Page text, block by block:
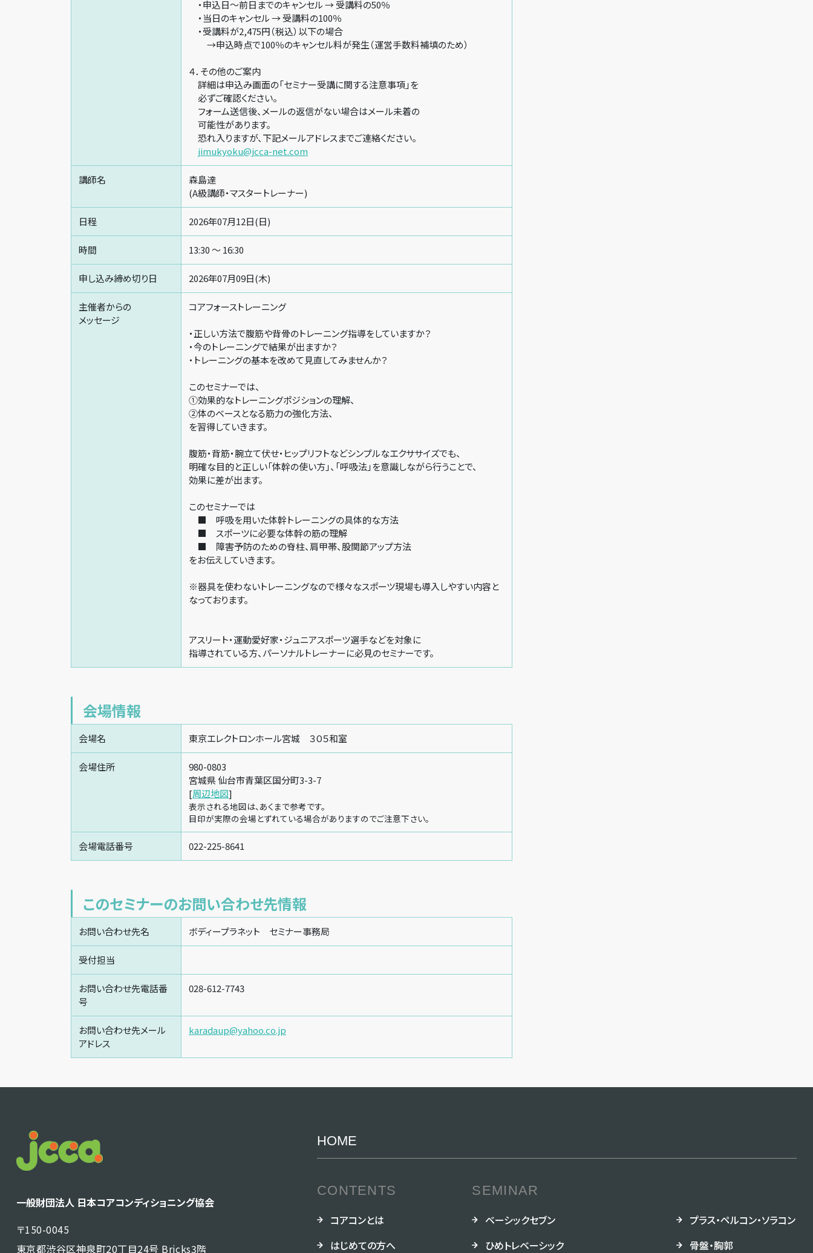
・申込日～前日までのキャンセル → 受講料の50％
・当日のキャンセル → 受講料の100％
・受講料が2,475円（税込）以下の場合
→申込時点で100％のキャンセル料が発生（運営手数料補填のため）
４．その他のご案内
詳細は申込み画面の「セミナー受講に関する注意事項」を
必ずご確認ください。
フォーム送信後、メールの返信がない場合はメール未着の
可能性があります。
恐れ入りますが、下記メールアドレスまでご連絡ください。
jimukyoku@jcca-net.com
講師名
森島達
(A級講師・マスタートレーナー)
日程 2026年07月12日(日)
時間 13:30 〜 16:30
申し込み締め切り日 2026年07月09日(木)
主催者からの
メッセージ
コアフォーストレーニング
・正しい方法で腹筋や背骨のトレーニング指導をしていますか？
・今のトレーニングで結果が出ますか？
・トレーニングの基本を改めて見直してみませんか？
このセミナーでは、
①効果的なトレーニングポジションの理解、
②体のベースとなる筋力の強化方法、
を習得していきます。
腹筋・背筋・腕立て伏せ・ヒップリフトなどシンプルなエクササイズでも、
明確な目的と正しい「体幹の使い方」、「呼吸法」を意識しながら行うことで、
効果に差が出ます。
このセミナーでは
■ 呼吸を用いた体幹トレーニングの具体的な方法
■ スポーツに必要な体幹の筋の理解
■ 障害予防のための脊柱、肩甲帯、股関節アップ方法
をお伝えしていきます。
※器具を使わないトレーニングなので様々なスポーツ現場も導入しやすい内容と
なっております。
アスリート・運動愛好家・ジュニアスポーツ選手などを対象に
指導されている方、パーソナルトレーナーに必見のセミナーです。
会場情報
会場名 東京エレクトロンホール宮城 ３０５和室
会場住所
980-0803
宮城県 仙台市青葉区国分町3-3-7
[周辺地図]
表示される地図は、あくまで参考です。
目印が実際の会場とずれている場合がありますのでご注意下さい。
会場電話番号 022-225-8641
このセミナーのお問い合わせ先情報
お問い合わせ先名 ボディープラネット セミナー事務局
受付担当
お問い合わせ先電話番
号
028-612-7743
お問い合わせ先メール
アドレス
karadaup@yahoo.co.jp
一般財団法人 日本コアコンディショニング協会
〒150-0045
東京都渋谷区神泉町20丁目24号 Bricks3階
HOME
CONTENTS
コアコンとは
はじめての方へ
SEMINAR
ベーシックセブン
ひめトレベーシック
プラス・ペルコン・ソラコン
骨盤・胸郭